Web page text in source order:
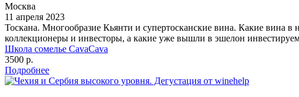
Москва
11 апреля 2023
Тоскана. Многообразие Кьянти и супертосканские вина. Какие вина
коллекционеры и инвесторы, а какие уже вышли в эшелон
Школа сомелье CavaCava
3500 р.
Подробнее